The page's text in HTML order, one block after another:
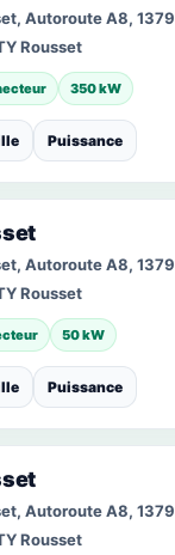
Autoroute A8,
Rousset
350 kW
Puissance
Autoroute A8,
Rousset
50 kW
Puissance
Autoroute A8,
Rousset